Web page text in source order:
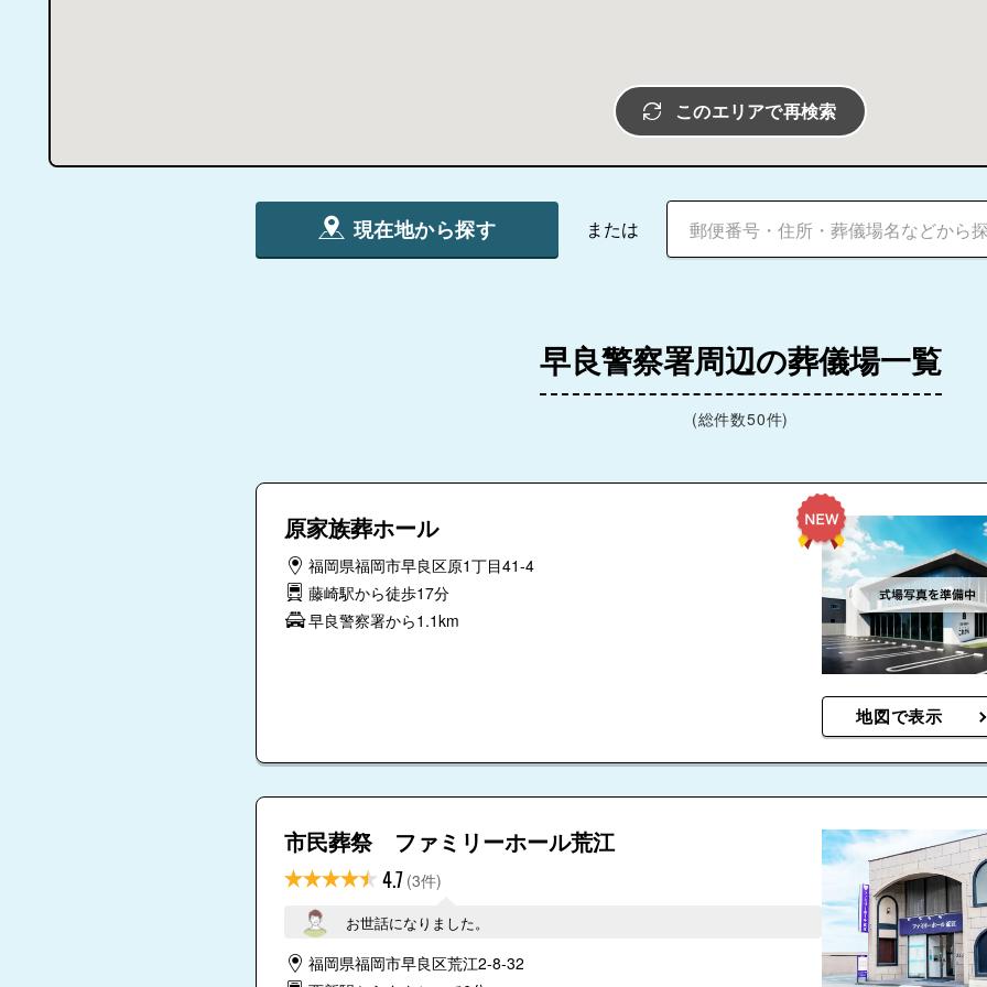
このエリアで再検索
現在地から探す または
早良警察署周辺の葬儀場一覧
(総件数50件)
原家族葬ホール
福岡県福岡市早良区原1丁目41-4
藤崎駅から徒歩17分
早良警察署から1.1km
地図で表示
市民葬祭 ファミリーホール荒江
4.7 (3件)
お世話になりました。
福岡県福岡市早良区荒江2-8-32